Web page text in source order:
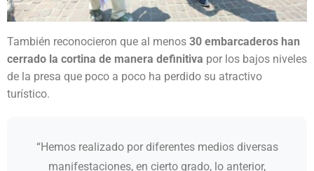
También reconocieron que al menos 30 embarcaderos han
cerrado la cortina de manera definitiva por los bajos niveles
de la presa que poco a poco ha perdido su atractivo
turístico.
“Hemos realizado por diferentes medios diversas
manifestaciones, en cierto grado, lo anterior,